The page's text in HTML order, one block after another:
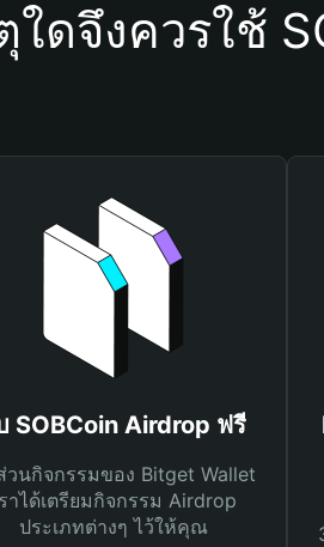
ใดจึงควรใช้
SOBCoin Airdrop ฟรี
วนกิจกรรมของ Bitget Wallet
าได้เตรียมกิจกรรม Airdrop
ประเภทต่างๆ ไว้ให้คุณ